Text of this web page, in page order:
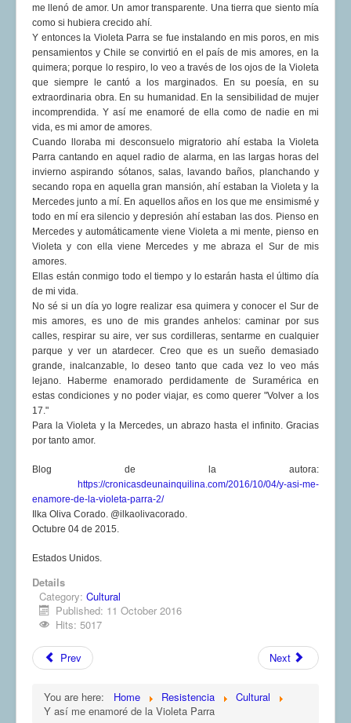
me llenó de amor. Un amor transparente. Una tierra que siento mía
como si hubiera crecido ahí.
Y entonces la Violeta Parra se fue instalando en mis poros, en mis
pensamientos y Chile se convirtió en el país de mis amores, en la
quimera; porque lo respiro, lo veo a través de los ojos de la Violeta
que siempre le cantó a los marginados. En su poesía, en su
extraordinaria obra. En su humanidad. En la sensibilidad de mujer
incomprendida. Y así me enamoré de ella como de nadie en mi
vida, es mi amor de amores.
Cuando lloraba mi desconsuelo migratorio ahí estaba la Violeta
Parra cantando en aquel radio de alarma, en las largas horas del
invierno aspirando sótanos, salas, lavando baños, planchando y
secando ropa en aquella gran mansión, ahí estaban la Violeta y la
Mercedes junto a mí. En aquellos años en los que me ensimismé y
todo en mí era silencio y depresión ahí estaban las dos. Pienso en
Mercedes y automáticamente viene Violeta a mi mente, pienso en
Violeta y con ella viene Mercedes y me abraza el Sur de mis
amores.
Ellas están conmigo todo el tiempo y lo estarán hasta el último día
de mi vida.
No sé si un día yo logre realizar esa quimera y conocer el Sur de
mis amores, es uno de mis grandes anhelos: caminar por sus
calles, respirar su aire, ver sus cordilleras, sentarme en cualquier
parque y ver un atardecer. Creo que es un sueño demasiado
grande, inalcanzable, lo deseo tanto que cada vez lo veo más
lejano. Haberme enamorado perdidamente de Suramérica en
estas condiciones y no poder viajar, es como querer "Volver a los
17."
Para la Violeta y la Mercedes, un abrazo hasta el infinito. Gracias
por tanto amor.
Blog de la autora:
https://cronicasdeunainquilina.com/2016/10/04/y-asi-me-
enamore-de-la-violeta-parra-2/
Ilka Oliva Corado. @ilkaolivacorado.
Octubre 04 de 2015.
Estados Unidos.
Details
Category: Cultural
Published: 11 October 2016
Hits: 5017
Prev Next
You are here: Home Resistencia
Cultural
Y así me enamoré de la Violeta Parra